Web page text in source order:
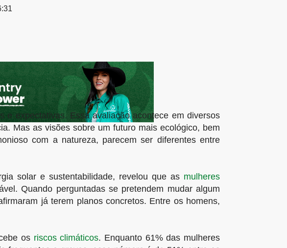
expectativas. Essa avaliação acontece em diversos
Mas as visões sobre um futuro mais ecológico, bem
com a natureza, parecem ser diferentes entre
solar e sustentabilidade, revelou que as mulheres
Quando perguntadas se pretendem mudar algum
já terem planos concretos. Entre os homens,
os riscos climáticos. Enquanto 61% das mulheres